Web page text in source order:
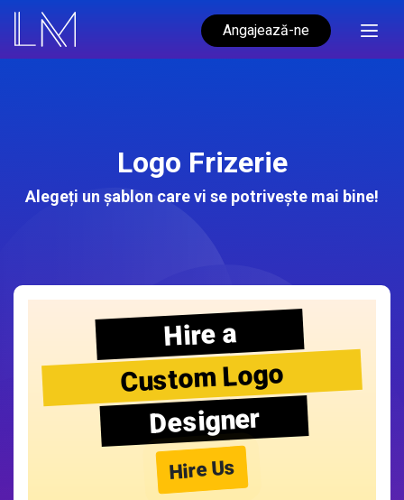
Angajează-ne
Logo Frizerie
Alegeți un șablon care vi se potrivește mai bine!
Hire a
Custom Logo
Designer
Hire Us